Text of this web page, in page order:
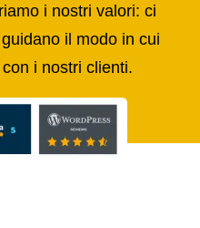
i nostri valori: ci
il modo in cui
i nostri clienti.